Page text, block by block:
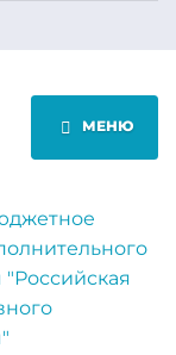
МЕНЮ